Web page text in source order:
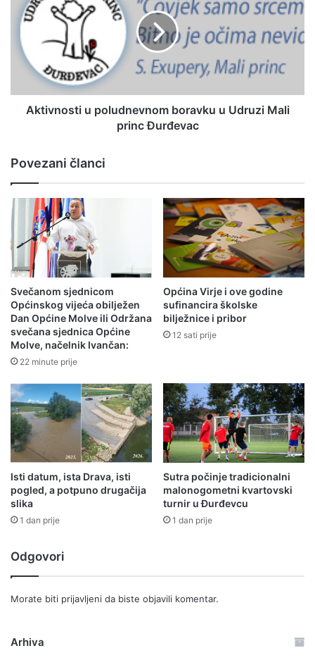
Aktivnosti u poludnevnom boravku u Udruzi Mali
princ Đurđevac
Povezani članci
Svečanom sjednicom
Općinskog vijeća obilježen
Dan Općine Molve ili Održana
svečana sjednica Općine
Molve, načelnik Ivančan:
22 minute prije
Općina Virje i ove godine
sufinancira školske
bilježnice i pribor
12 sati prije
Isti datum, ista Drava, isti
pogled, a potpuno drugačija
slika
1 dan prije
Sutra počinje tradicionalni
malonogometni kvartovski
turnir u Đurđevcu
1 dan prije
Odgovori
Morate biti prijavljeni da biste objavili komentar.
Arhiva